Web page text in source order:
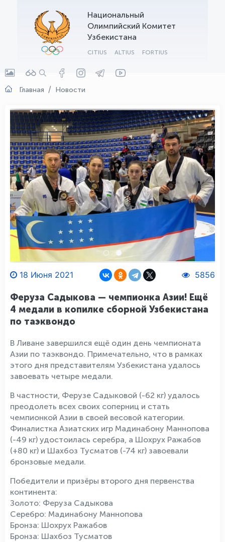
Национальный
Олимпийский Комитет
Узбекистана
CITIUS ALTIUS FORTIUS
Главная Новости
18 Июня 2021 5856
Феруза Садыкова — чемпионка Азии! Ещё
4 медали в копилке сборной Узбекистана
по таэквондо
В Ливане завершился ещё один день чемпионата
Азии по таэквондо. Примечательно, что в рамках
этого дня представителям Узбекистана удалось
завоевать четыре медали.
В частности, Ферузе Садыковой (-62 кг) удалось
преодолеть всех своих соперниц и стать
чемпионкой Азии в своей весовой категории.
Финалистка Азиатских игр Мадинабону Маннопова
(-49 кг) удостоилась серебра, а Шохрух Ражабов
(+80 кг) и Шахбоз Тусматов (-74 кг) завоевали
бронзовые медали.
Победители и призёры второго дня первенства
континента:
Золото: Феруза Садыкова
Серебро: Мадинабону Маннопова
Бронза: Шохрух Ражабов
Бронза: Шахбоз Тусматов
OLYMPCHIK AI - yordamchi
Онлайн · olympic.uz